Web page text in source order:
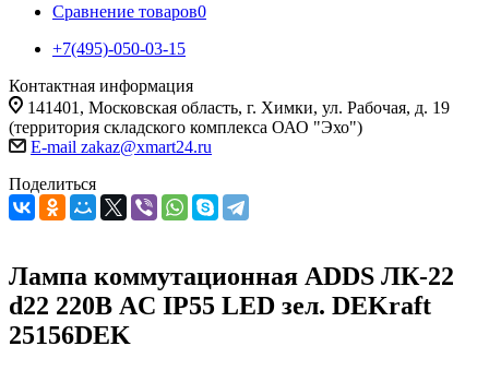
Сравнение товаров0
+7(495)-050-03-15
Контактная информация
141401, Московская область, г. Химки, ул. Рабочая, д. 19
(территория складского комплекса ОАО "Эхо")
E-mail zakaz@xmart24.ru
Поделиться
Лампа коммутационная ADDS ЛК-22
d22 220В AC IP55 LED зел. DEKraft
25156DEK